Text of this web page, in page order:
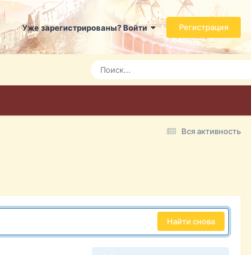
Уже зарегистрированы? Войти Регистрация
Вся активность
Найти снова